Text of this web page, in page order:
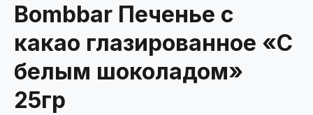
Bombbar Печенье с
какао глазированное «С
белым шоколадом»
25гр